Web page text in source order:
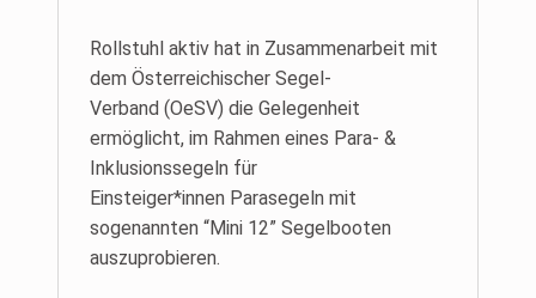
Rollstuhl aktiv hat in Zusammenarbeit mit
dem Österreichischer Segel-
Verband (OeSV) die Gelegenheit
ermöglicht, im Rahmen eines Para- &
Inklusionssegeln für
Einsteiger*innen Parasegeln mit
sogenannten “Mini 12” Segelbooten
auszuprobieren.